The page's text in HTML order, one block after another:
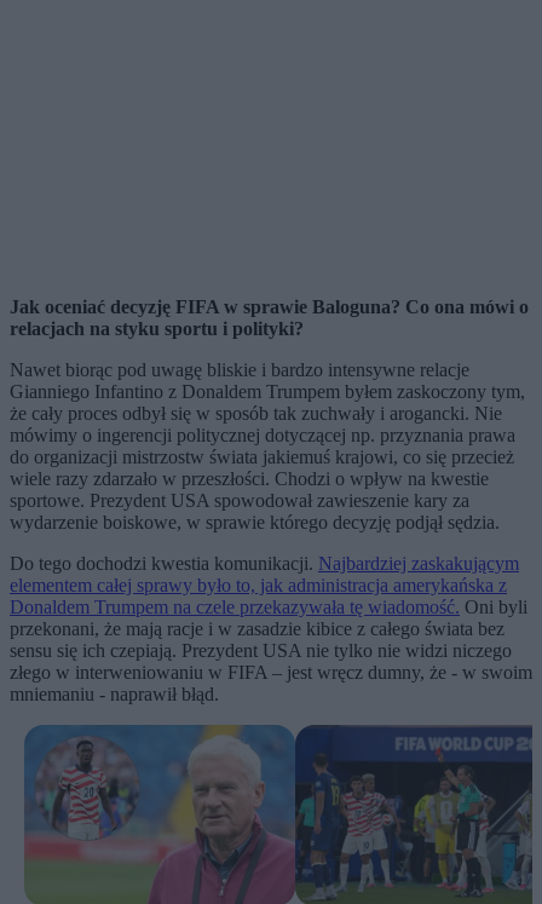
Jak oceniać decyzję FIFA w sprawie Baloguna? Co ona mówi o
relacjach na styku sportu i polityki?
Nawet biorąc pod uwagę bliskie i bardzo intensywne relacje
Gianniego Infantino z Donaldem Trumpem byłem zaskoczony tym,
że cały proces odbył się w sposób tak zuchwały i arogancki. Nie
mówimy o ingerencji politycznej dotyczącej np. przyznania prawa
do organizacji mistrzostw świata jakiemuś krajowi, co się przecież
wiele razy zdarzało w przeszłości. Chodzi o wpływ na kwestie
sportowe. Prezydent USA spowodował zawieszenie kary za
wydarzenie boiskowe, w sprawie którego decyzję podjął sędzia.
Do tego dochodzi kwestia komunikacji. Najbardziej zaskakującym
elementem całej sprawy było to, jak administracja amerykańska z
Donaldem Trumpem na czele przekazywała tę wiadomość. Oni byli
przekonani, że mają racje i w zasadzie kibice z całego świata bez
sensu się ich czepiają. Prezydent USA nie tylko nie widzi niczego
złego w interweniowaniu w FIFA – jest wręcz dumny, że - w swoim
mniemaniu - naprawił błąd.